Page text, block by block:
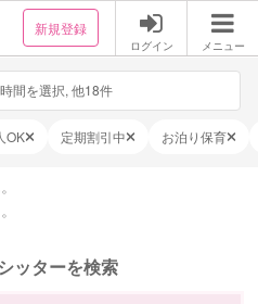
新規登録
ログイン メニュー
間を選択, 他18件
OK 定期割引中 お泊り保育
ッターを検索